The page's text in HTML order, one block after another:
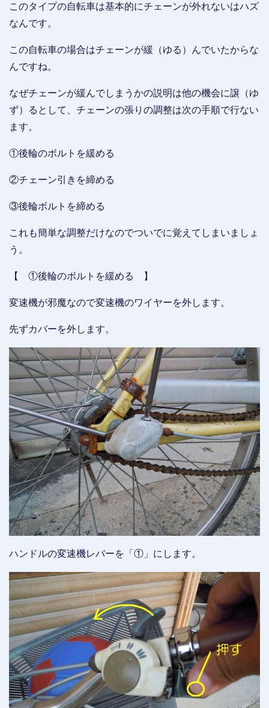
このタイプの自転車は基本的にチェーンが外れないはハズ
なんです。
この自転車の場合はチェーンが緩（ゆる）んでいたからな
んですね。
なぜチェーンが緩んでしまうかの説明は他の機会に譲（ゆ
ず）るとして、チェーンの張りの調整は次の手順で行ない
ます。
①後輪のボルトを緩める
②チェーン引きを締める
③後輪ボルトを締める
これも簡単な調整だけなのでついでに覚えてしまいましょ
う。
【 ①後輪のボルトを緩める 】
変速機が邪魔なので変速機のワイヤーを外します。
先ずカバーを外します。
ハンドルの変速機レバーを「①」にします。